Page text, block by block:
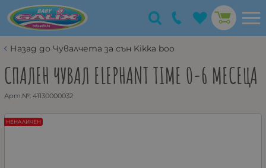
Назад до Чувалчета за сън Kikka boo
СПАЛЕН ЧУВАЛ ELEPHANT TIME 0-6 МЕСЕЦА
Арт.№: 41130000032
НЕНАЛИЧЕН